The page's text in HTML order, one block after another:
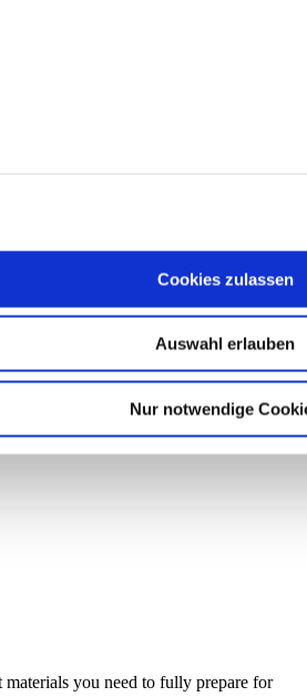
Cookies zulassen
Auswahl erlauben
Nur notwendige
you need to fully prepare for